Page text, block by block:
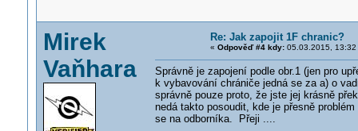
Mirek
Vaňhara
Re: Jak zapojit 1F chranic?
« Odpověď #4 kdy:05.03.2015, 13:32
Správně je zapojení podle obr.1 (jen pro
k vybavování chrániče jedná se za a) o
správně pouze proto, že jste jej krásně
nedá takto posoudit, kde je přesně
se na odborníka. Přeji ....